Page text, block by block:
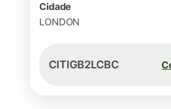
Cidade
LONDON
CITIGB2LCBC